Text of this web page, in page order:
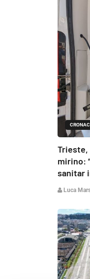
mirino:
sanitar
Luca